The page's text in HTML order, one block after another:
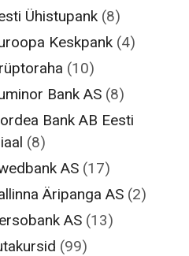
Ühistupank (8)
Keskpank (4)
(10)
Bank AS (8)
Bank AB Eesti
(8)
AS (17)
Äripanga AS (2)
AS (13)
(99)